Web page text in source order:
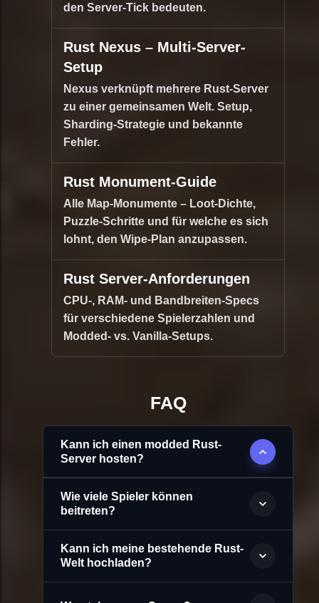
den Server-Tick bedeuten.
Rust Nexus – Multi-Server-
Setup
Nexus verknüpft mehrere Rust-Server
zu einer gemeinsamen Welt. Setup,
Sharding-Strategie und bekannte
Fehler.
Rust Monument-Guide
Alle Map-Monumente – Loot-Dichte,
Puzzle-Schritte und für welche es sich
lohnt, den Wipe-Plan anzupassen.
Rust Server-Anforderungen
CPU-, RAM- und Bandbreiten-Specs
für verschiedene Spielerzahlen und
Modded- vs. Vanilla-Setups.
FAQ
Kann ich einen modded Rust-
Server hosten?
Wie viele Spieler können
beitreten?
Kann ich meine bestehende Rust-
Welt hochladen?